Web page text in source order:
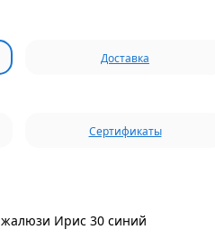
Доставка
Сертификаты
Ирис 30 синий